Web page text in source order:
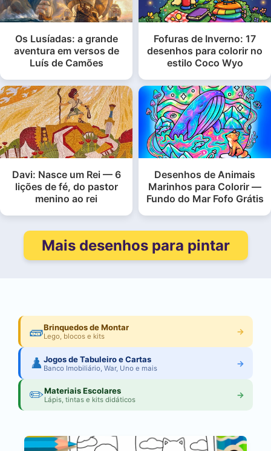
Os Lusíadas: a grande
aventura em versos de
Luís de Camões
Fofuras de Inverno: 17
desenhos para colorir no
estilo Coco Wyo
Davi: Nasce um Rei — 6
lições de fé, do pastor
menino ao rei
Desenhos de Animais
Marinhos para Colorir —
Fundo do Mar Fofo Grátis
Mais desenhos para pintar
🧱Brinquedos de Montar
Lego, blocos e kits →
♟️Jogos de Tabuleiro e Cartas
Banco Imobiliário, War, Uno e mais →
✏️Materiais Escolares
Lápis, tintas e kits didáticos →